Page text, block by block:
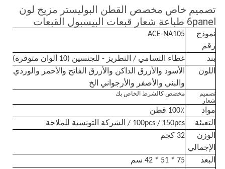
تصميم خاص مخصص القطن البوليستر مزيج لون
6panel طباعة شعار قبعات البيسبول القبعات
نموذج
رقم
ACE-NA105
بند
غطاء التسامي / التطريز - للجنسين (10 ألوان متوفرة)
اللون
الأسود والأزرق الداكن والأزرق الفاتح والأحمر والوردي
والبني والأصفر والأرجواني الخ
تصميم
شعار
مخصص كالشرط الخاص بك
مواد
100٪ قطن
التعبئة
100pcs / 150pcs / الشركة التونسية للملاحة
الوزن
الإجمالي
32 كجم
البعد
75 * 51 * 42 سم